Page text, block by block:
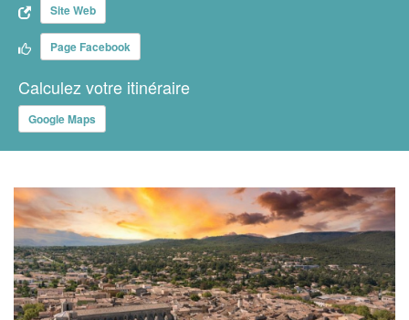
Site Web
Page Facebook
Calculez votre itinéraire
Google Maps